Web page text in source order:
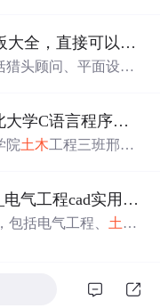
大全，直接可以下载
头顾问、平面设计
东北大学c语言作业 数组,东北大学C语言程序作业.
院土木工程三班邢民
与排序等基本操作。电气工程cad实用教程电子版_电气工程cad实用教程
包括电气工程、土木
相关转换软件。